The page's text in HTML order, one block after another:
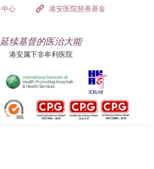
中心
港安医院慈善基金
延续基督的医治大能
港安属下非牟利医院